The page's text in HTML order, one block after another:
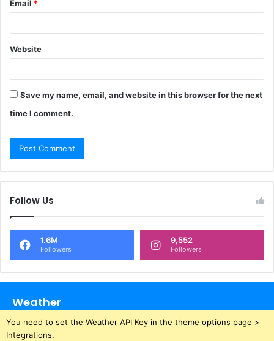
Email *
Website
Save my name, email, and website in this browser for the next
time I comment.
Follow Us
1.6M
Followers
9,552
Followers
Weather
You need to set the Weather API Key in the theme options page >
Integrations.